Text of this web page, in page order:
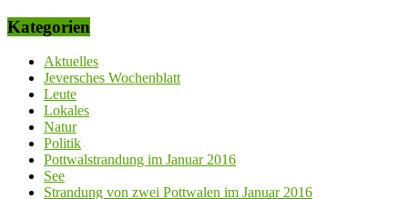
Kategorien
Aktuelles
Jeversches Wochenblatt
Leute
Lokales
Natur
Politik
Pottwalstrandung im Januar 2016
See
Strandung von zwei Pottwalen im Januar 2016